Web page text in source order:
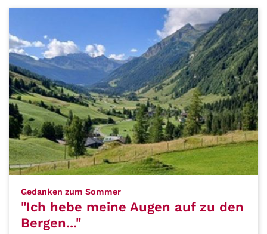
Gedanken zum Sommer:
"Ich hebe meine Augen auf zu den
Bergen..."